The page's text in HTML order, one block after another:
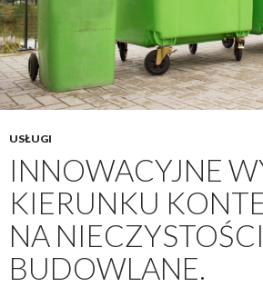
USŁUGI
INNOWACYJNE
KIERUNKU
NA NIECZYSTOŚCI
BUDOWLANE.